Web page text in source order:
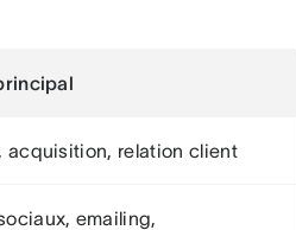
acquisition, relation client
emailing,